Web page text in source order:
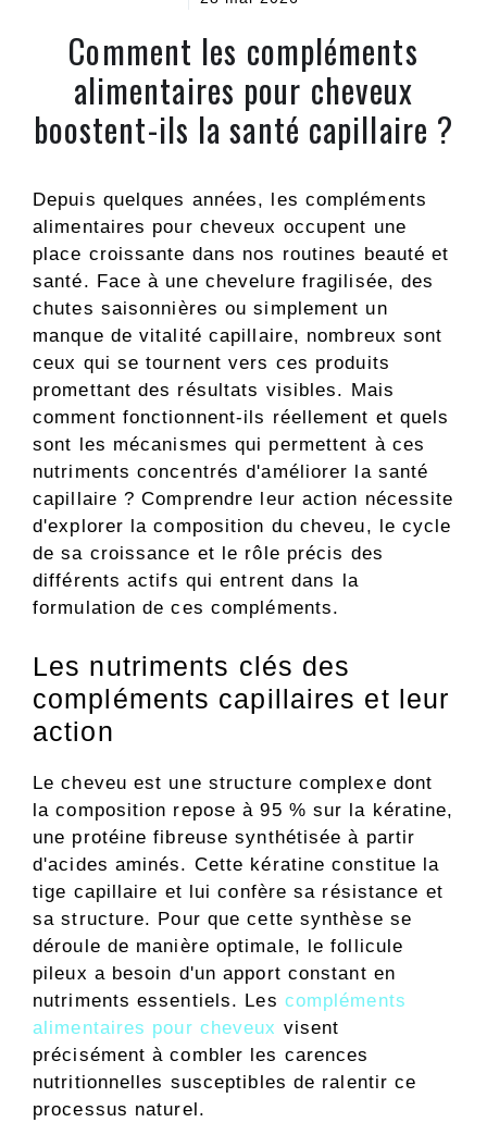
Comment les compléments
alimentaires pour cheveux
boostent-ils la santé capillaire ?
Depuis quelques années, les compléments
alimentaires pour cheveux occupent une
place croissante dans nos routines beauté et
santé. Face à une chevelure fragilisée, des
chutes saisonnières ou simplement un
manque de vitalité capillaire, nombreux sont
ceux qui se tournent vers ces produits
promettant des résultats visibles. Mais
comment fonctionnent-ils réellement et quels
sont les mécanismes qui permettent à ces
nutriments concentrés d'améliorer la santé
capillaire ? Comprendre leur action nécessite
d'explorer la composition du cheveu, le cycle
de sa croissance et le rôle précis des
différents actifs qui entrent dans la
formulation de ces compléments.
Les nutriments clés des
compléments capillaires et leur
action
Le cheveu est une structure complexe dont
la composition repose à 95 % sur la kératine,
une protéine fibreuse synthétisée à partir
d'acides aminés. Cette kératine constitue la
tige capillaire et lui confère sa résistance et
sa structure. Pour que cette synthèse se
déroule de manière optimale, le follicule
pileux a besoin d'un apport constant en
nutriments essentiels. Les compléments
alimentaires pour cheveux visent
précisément à combler les carences
nutritionnelles susceptibles de ralentir ce
processus naturel.